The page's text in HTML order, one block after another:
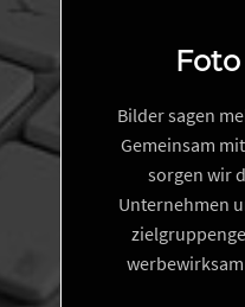
Bilder sagen
Gemeinsam
sorgen wir
Unternehmen